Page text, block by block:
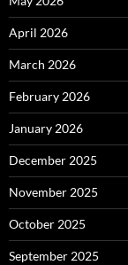
April 2026
March 2026
February 2026
January 2026
December 2025
November 2025
October 2025
September 2025